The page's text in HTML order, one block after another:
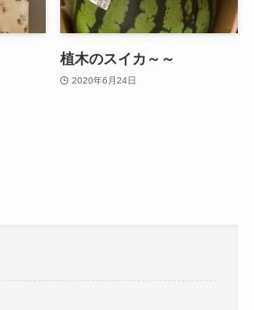
植木のスイカ～～
2020年6月24日